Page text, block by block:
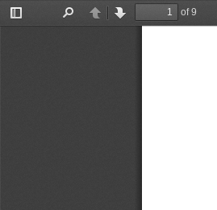
Toggle
PreviousNext
of 9